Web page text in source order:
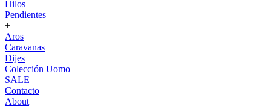
Hilos
Pendientes
+
Aros
Caravanas
Dijes
Colección Uomo
SALE
Contacto
About